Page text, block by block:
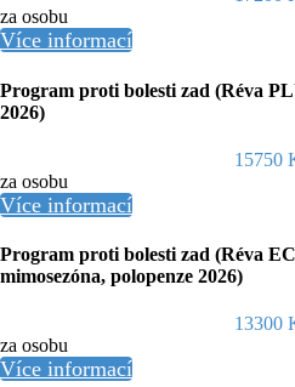
za osobu
Více informací
Program proti bolesti zad (Réva
2026)
15750
za osobu
Více informací
Program proti bolesti zad (Réva
mimosezóna, polopenze 2026)
13300
za osobu
Více informací